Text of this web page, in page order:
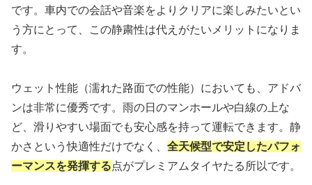
です。車内での会話や音楽をよりクリアに楽しみたいとい
う方にとって、この静粛性は代えがたいメリットになりま
す。
ウェット性能（濡れた路面での性能）においても、アドバ
ンは非常に優秀です。雨の日のマンホールや白線の上な
ど、滑りやすい場面でも安心感を持って運転できます。静
かさという快適性だけでなく、 全天候型で安定したパフォ
ーマンスを発揮する点がプレミアムタイヤたる所以です。